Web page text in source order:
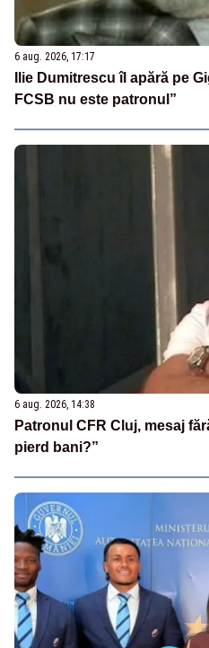
6 aug. 2026, 17:17
Ilie Dumitrescu îl apără pe
FCSB nu este patronul”
6 aug. 2026, 14:38
Patronul CFR Cluj, mesaj
pierd bani?”